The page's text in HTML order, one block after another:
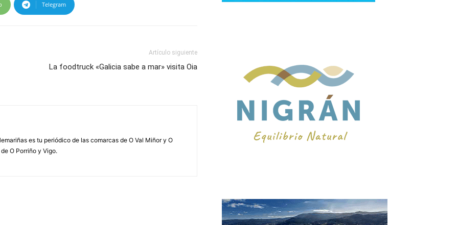
Telegram
Artículo siguiente
La foodtruck «Galicia sabe a mar» visita Oia
es tu periódico de las comarcas de O Val Miñor y O
O Porriño y Vigo.